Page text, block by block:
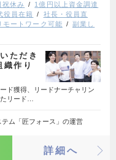
祝休み
1億円以上資金調達
役員在籍
社長・役員直
モートワーク可能
副業し
ただき
作り
ド獲得、リードナーチャリン
リード…
ム「匠フォース」の運営
詳細へ